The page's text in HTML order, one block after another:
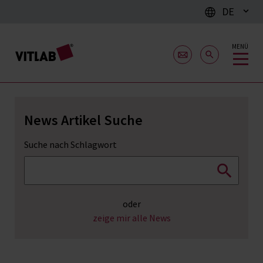
DE
MENÜ
News Artikel Suche
Suche nach Schlagwort
oder
zeige mir alle News